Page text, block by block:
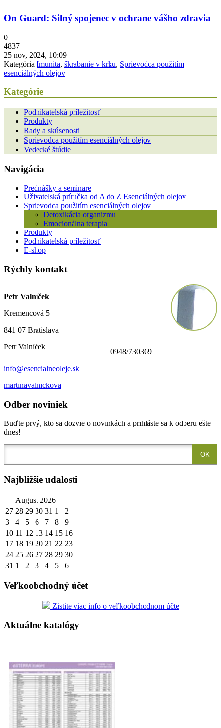
On Guard: Silný spojenec v ochrane vášho zdravia
0
4837
25 nov, 2024, 10:09
Kategória Imunita, škrabanie v krku, Sprievodca použitím
esenciálných olejov
Kategórie
Podnikatelská príležitosť
Produkty
Rady a skúsenosti
Sprievodca použitím esenciálných olejov
Vedecké štúdie
Navigácia
Prednášky a seminare
Uživatelská príručka od A do Z Esenciálných olejov
Sprievodca použitím esenciálných olejov
Detoxikácia organizmu
Emocionálna terapia
Produkty
Podnikatelská príležitosť
E-shop
Rýchly kontakt
Petr Valníček
Kremencová 5
841 07 Bratislava
Petr Valníček
0948/730369
info@esencialneoleje.sk
martinavalnickova
Odber noviniek
Buďte prvý, kto sa dozvie o novinkách a prihláste sa k odberu ešte
dnes!
Najbližšie udalosti
August 2026
27 28 29 30 31 1
2
3
4 5 6 7 8
9
10 11 12 13 14 15 16
17 18 19 20 21 22 23
24 25 26 27 28 29 30
31 1 2 3 4 5 6
Veľkoobchodný účet
Zistite viac info o veľkoobchodnom účte
Aktuálne katalógy